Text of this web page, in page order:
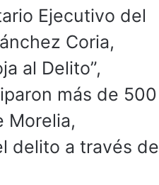
Ejecutivo del
Coria,
al Delito”,
más de 500
Morelia,
delito a través de